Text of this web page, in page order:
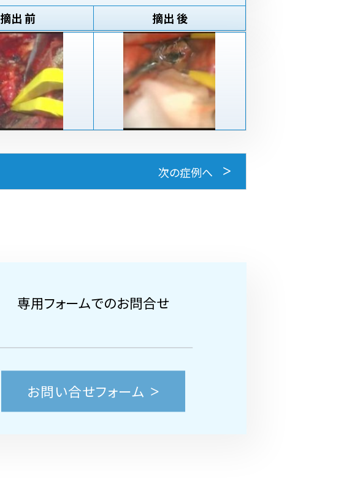
摘出 前
摘出 後
次の症例へ
専用フォームでのお問合せ
お問い合せフォーム